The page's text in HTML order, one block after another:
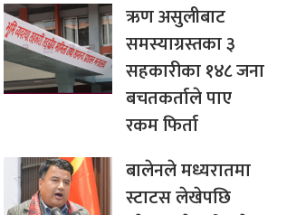
ऋण असुलीबाट
समस्याग्रस्तका ३
सहकारीका १४८ जना
बचतकर्ताले पाए
रकम फिर्ता
बालेनले मध्यरातमा
स्टाटस लेखेपछि